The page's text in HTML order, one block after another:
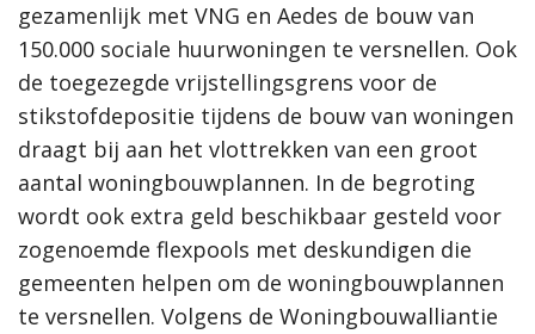
gezamenlijk met VNG en Aedes de bouw van
150.000 sociale huurwoningen te versnellen. Ook
de toegezegde vrijstellingsgrens voor de
stikstofdepositie tijdens de bouw van woningen
draagt bij aan het vlottrekken van een groot
aantal woningbouwplannen. In de begroting
wordt ook extra geld beschikbaar gesteld voor
zogenoemde flexpools met deskundigen die
gemeenten helpen om de woningbouwplannen
te versnellen. Volgens de Woningbouwalliantie